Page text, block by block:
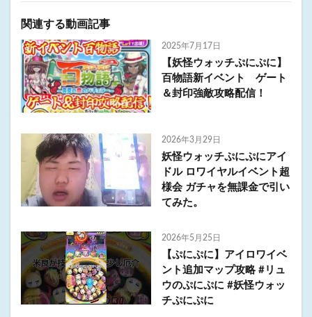
関連する動画記事
2025年7月17日
【妖怪ウォッチぷにぷに】
百物語新イベント ゲート
＆封印強敵攻略配信！
2026年3月29日
妖怪ウォッチぷにぷにアイ
ドル ロワイヤルイベント超
様会 ガチャを無課金で引い
てみた。
2026年5月25日
【ぷにぷに】アイロワイベ
ント追加マップ攻略 #リュ
ウのぷにぷに #妖怪ウォッ
チぷにぷに